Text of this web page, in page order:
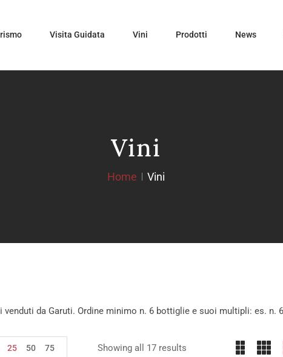
Visita Guidata Vini Prodotti News
Vini
Home Vini
venduti da Garuti. Ordine minimo n. 6 bottiglie e suoi multipli: es. n.
Showing all 17 results
25 50 75